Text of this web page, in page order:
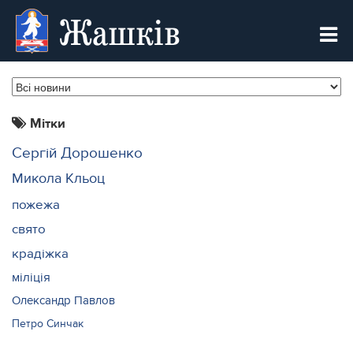
Жашків
Мітки
Сергій Дорошенко
Микола Кльоц
пожежа
свято
крадіжка
міліція
Олександр Павлов
Петро Синчак